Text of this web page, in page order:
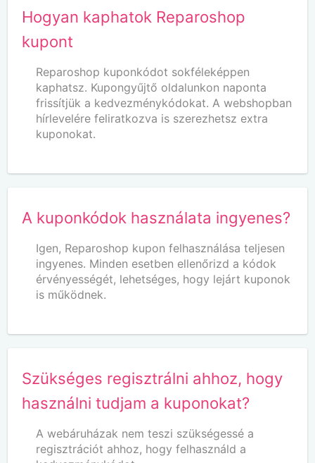
Hogyan kaphatok Reparoshop
kupont
Reparoshop kuponkódot sokféleképpen
kaphatsz. Kupongyűjtő oldalunkon naponta
frissítjük a kedvezménykódokat. A webshopban
hírlevelére feliratkozva is szerezhetsz extra
kuponokat.
A kuponkódok használata ingyenes?
Igen, Reparoshop kupon felhasználása teljesen
ingyenes. Minden esetben ellenőrizd a kódok
érvényességét, lehetséges, hogy lejárt kuponok
is működnek.
Szükséges regisztrálni ahhoz, hogy
használni tudjam a kuponokat?
A webáruházak nem teszi szükségessé a
regisztrációt ahhoz, hogy felhasználd a